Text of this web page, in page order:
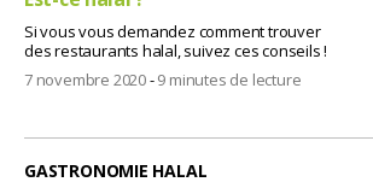
Si vous vous demandez comment trouver
des restaurants halal, suivez ces conseils !
7 novembre 2020-9 minutes de lecture
GASTRONOMIE HALAL